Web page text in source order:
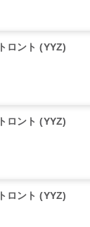
トロント (YYZ)
トロント (YYZ)
トロント (YYZ)